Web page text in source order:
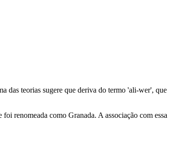
das teorias sugere que deriva do termo 'ali-wer', que
renomeada como Granada. A associação com essa